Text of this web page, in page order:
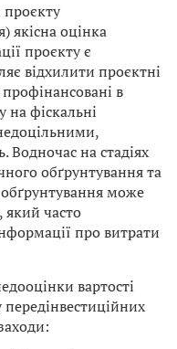
проєкту
якісна оцінка
проєкту є
відхилити проєктні
в
фіскальні
Водночас на стадіях
обґрунтування та
може
який часто
про витрати
вартості